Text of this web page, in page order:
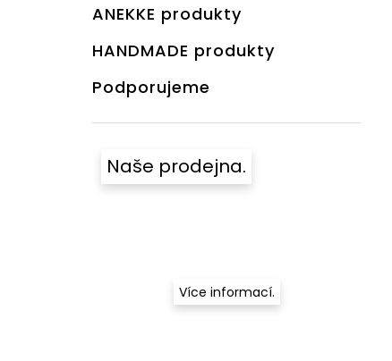
ANEKKE produkty
HANDMADE produkty
Podporujeme
Naše prodejna.
Více informací.